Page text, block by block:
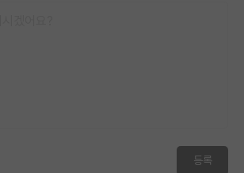
등록